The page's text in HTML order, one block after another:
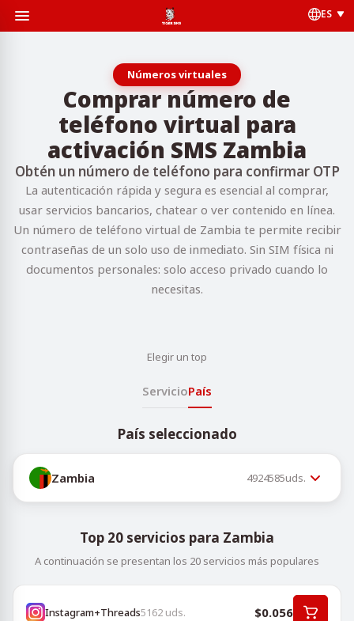
ES
Números virtuales
Comprar número de
teléfono virtual para
activación SMS Zambia
Obtén un número de teléfono para confirmar OTP
La autenticación rápida y segura es esencial al comprar,
usar servicios bancarios, chatear o ver contenido en línea.
Un número de teléfono virtual de Zambia te permite recibir
contraseñas de un solo uso de inmediato. Sin SIM física ni
documentos personales: solo acceso privado cuando lo
necesitas.
Elegir un top
ServicioPaís
País seleccionado
Zambia 4924585uds.
Top 20 servicios para Zambia
A continuación se presentan los 20 servicios más populares
Instagram+Threads5162 uds. $0.056